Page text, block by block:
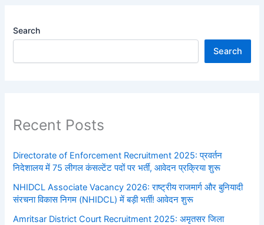
Search
Search
Recent Posts
Directorate of Enforcement Recruitment 2025: प्रवर्तन
निदेशालय में 75 लीगल कंसल्टेंट पदों पर भर्ती, आवेदन प्रक्रिया शुरू
NHIDCL Associate Vacancy 2026: राष्ट्रीय राजमार्ग और बुनियादी
संरचना विकास निगम (NHIDCL) में बड़ी भर्ती! आवेदन शुरू
Amritsar District Court Recruitment 2025: अमृतसर जिला